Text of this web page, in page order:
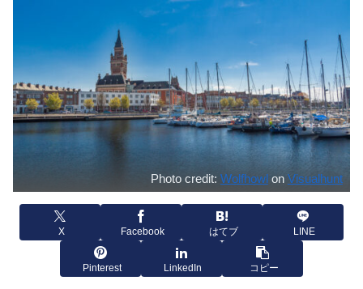
Photo credit: Wolfhowlon Visualhunt
X Facebook はてブ LINE
Pinterest LinkedIn コピー